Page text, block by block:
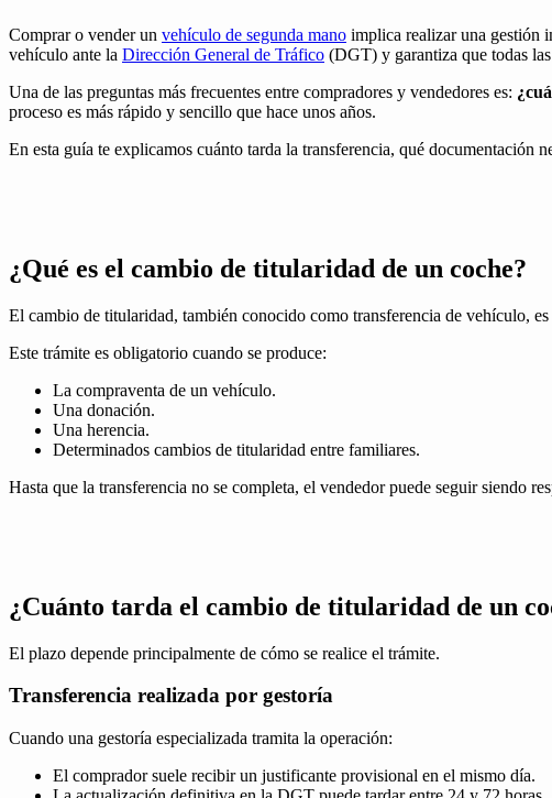
Comprar o vender un vehículo de segunda mano implica realizar una gestión
vehículo ante la Dirección General de Tráfico (DGT) y garantiza que todas
Una de las preguntas más frecuentes entre compradores y vendedores es:
proceso es más rápido y sencillo que hace unos años.
En esta guía te explicamos cuánto tarda la transferencia, qué documentación
¿Qué es el cambio de titularidad de un coche?
El cambio de titularidad, también conocido como transferencia de vehículo,
Este trámite es obligatorio cuando se produce:
La compraventa de un vehículo.
Una donación.
Una herencia.
Determinados cambios de titularidad entre familiares.
Hasta que la transferencia no se completa, el vendedor puede seguir siendo
¿Cuánto tarda el cambio de titularidad de un
El plazo depende principalmente de cómo se realice el trámite.
Transferencia realizada por gestoría
Cuando una gestoría especializada tramita la operación:
El comprador suele recibir un justificante provisional en el mismo día.